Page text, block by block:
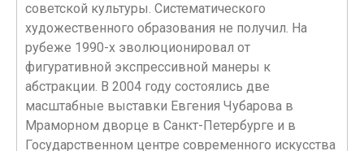
советской культуры. Систематического
художественного образования не получил. На
рубеже 1990-х эволюционировал от
фигуративной экспрессивной манеры к
абстракции. В 2004 году состоялись две
масштабные выставки Евгения Чубарова в
Мраморном дворце в Санкт-Петербурге и в
Государственном центре современного искусства